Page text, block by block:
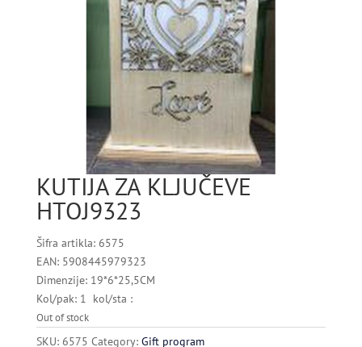
KUTIJA ZA KLJUČEVE
HTOJ9323
Šifra artikla: 6575
EAN: 5908445979323
Dimenzije: 19*6*25,5CM
Kol/pak: 1 kol/sta :
Out of stock
SKU: 6575 Category: Gift program